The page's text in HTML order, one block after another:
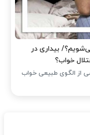
صبح بیدار می‌شویم؟/ بیداری در
خواب؟
بخشی از الگوی طبیعی خواب